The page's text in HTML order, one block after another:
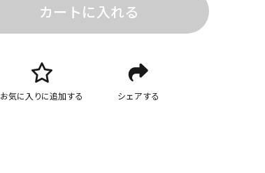
カートに入れる
お気に入りに追加する シェアする